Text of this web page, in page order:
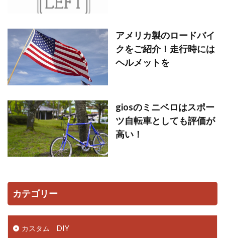
アメリカ製のロードバイ
クをご紹介！走行時には
ヘルメットを
giosのミニベロはスポー
ツ自転車としても評価が
高い！
カテゴリー
カスタム DIY